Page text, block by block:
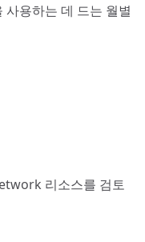
용하는 데 드는 월별
리소스를 검토